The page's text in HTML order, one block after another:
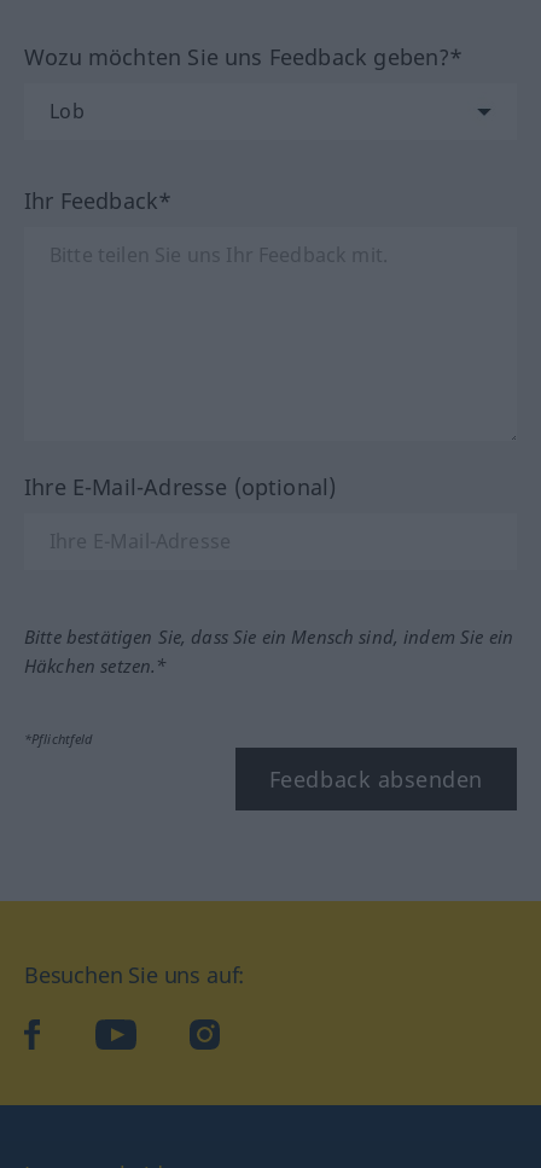
Wozu möchten Sie uns Feedback geben?*
Ihr Feedback*
Ihre E-Mail-Adresse (optional)
Bitte bestätigen Sie, dass Sie ein Mensch sind, indem Sie ein
Häkchen setzen.*
*Pflichtfeld
Feedback absenden
Besuchen Sie uns auf:
facebookYouTube Instagram